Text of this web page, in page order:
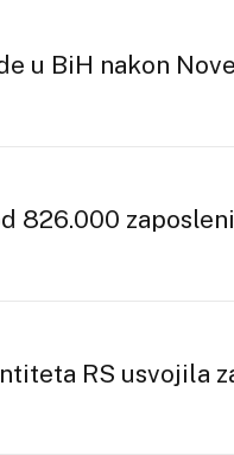
u BiH nakon
826.000
RS usvojila